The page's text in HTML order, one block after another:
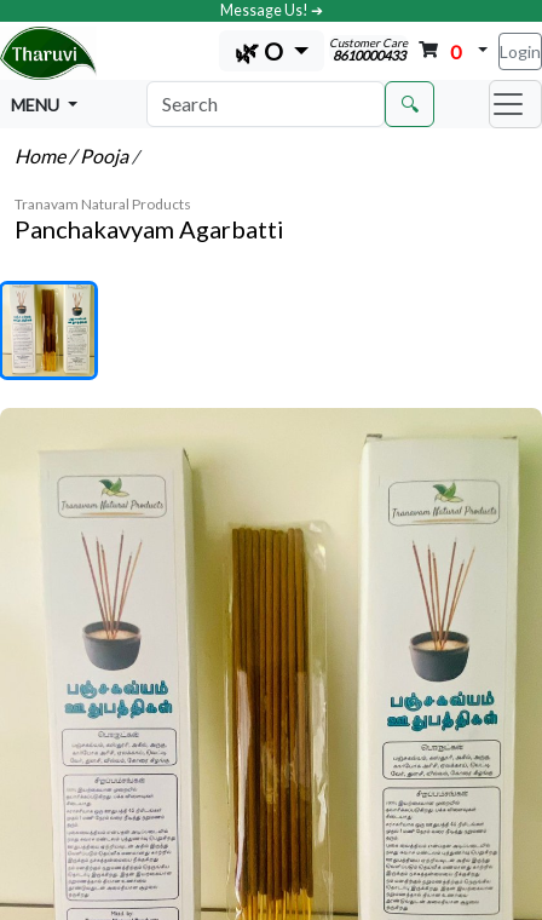
Message Us! ➔
🌿 O Customer Care
8610000433 0 Login
MENU 🔍
Home/ Pooja/
Tranavam Natural Products
Panchakavyam Agarbatti